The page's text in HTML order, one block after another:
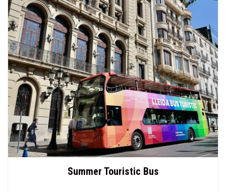
Summer Touristic Bus